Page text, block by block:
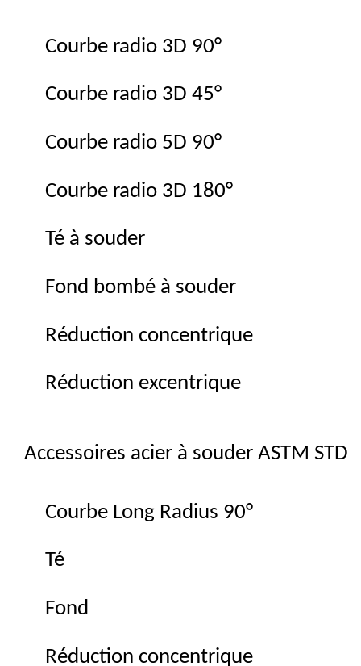
Courbe radio 3D 90°
Courbe radio 3D 45°
Courbe radio 5D 90°
Courbe radio 3D 180°
Té à souder
Fond bombé à souder
Réduction concentrique
Réduction excentrique
Accessoires acier à souder ASTM STD
Courbe Long Radius 90°
Té
Fond
Réduction concentrique